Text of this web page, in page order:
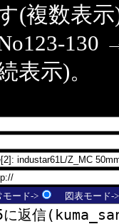
(複数表示)
130
表示)。
モード->
図表モード->